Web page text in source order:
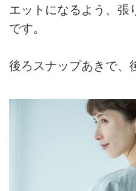
エットになるよう、張
です。
後ろスナップあきで、